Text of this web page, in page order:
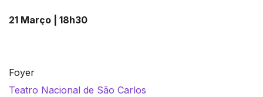
21 Março | 18h30
Foyer
Teatro Nacional de São Carlos